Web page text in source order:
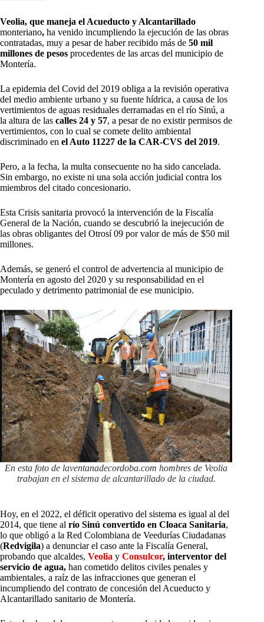
Veolia, que maneja el Acueducto y Alcantarillado
monteriano, ha venido incumpliendo la ejecución de las obras
contratadas, muy a pesar de haber recibido más de 50 mil
millones de pesos procedentes de las arcas del municipio de
Montería.
La epidemia del Covid del 2019 obliga a la revisión operativa
del medio ambiente urbano y su fuente hídrica, a causa de los
vertimientos de aguas residuales derramadas en el río Sinú, a
la altura de las calles 24 y 57, a pesar de no existir permisos de
vertimientos, con lo cual se comete delito ambiental
discriminado en el Auto 11227 de la CAR-CVS del 2019.
Pero, a la fecha, la multa consecuente no ha sido cancelada.
Sin embargo, no existe ni una sola acción judicial contra los
miembros del citado concesionario.
Esta Crisis sanitaria provocó la intervención de la Fiscalía
General de la Nación, cuando se descubrió la inejecución de
las obras obligantes del Otrosí 09 por valor de más de $50 mil
millones.
Además, se generó el control de advertencia al municipio de
Montería en agosto del 2020 y su responsabilidad en el
peculado y detrimento patrimonial de ese municipio.
En esta foto de laventanadecordoba.com hombres de Veolia
trabajan en el sistema de alcantarillado de la ciudad.
Hoy, en el 2022, el déficit operativo del sistema es igual al del
2014, que tiene al río Sinú convertido en Cloaca Sanitaria,
lo que obligó a la Red Colombiana de Veedurías Ciudadanas
(Redvigila) a denunciar el caso ante la Fiscalía General,
probando que alcaldes, Veolia y Consulcor, interventor del
servicio de agua, han cometido delitos civiles penales y
ambientales, a raíz de las infracciones que generan el
incumpliendo del contrato de concesión del Acueducto y
Alcantarillado sanitario de Montería.